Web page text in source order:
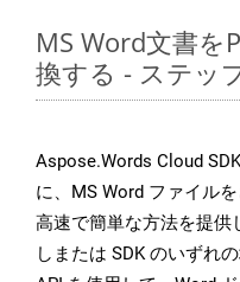
MS Word文書を
換する - ステッ
Aspose.Words Cloud
に、MS Word ファイル
高速で簡単な方法を提供
しまたは SDK のいずれ